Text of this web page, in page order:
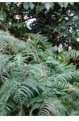
calcio 2026